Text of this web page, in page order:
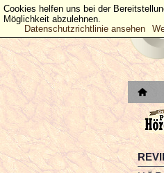
Cookies helfen uns bei der
Möglichkeit abzulehnen.
Datenschutzrichtlinie ansehen